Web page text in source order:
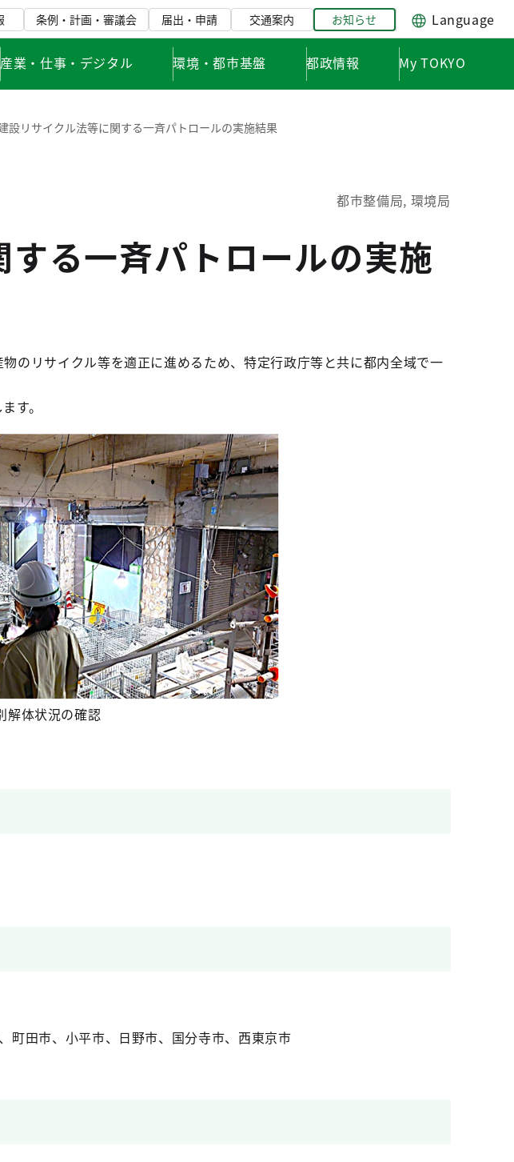
条例・計画・審議会 届出・申請 交通案内 お知らせ Language
産業・仕事・デジタル 環境・都市基盤 都政情報 My TOKYO
設リサイクル法等に関する一斉パトロールの実施結果
都市整備局, 環境局
る一斉パトロールの実施
のリサイクル等を適正に進めるため、特定行政庁等と共に都内全域で一
す。
解体状況の確認
町田市、小平市、日野市、国分寺市、西東京市